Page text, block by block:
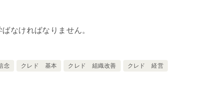
なければなりません。
念 クレド 基本 クレド 組織改善 クレド 経営